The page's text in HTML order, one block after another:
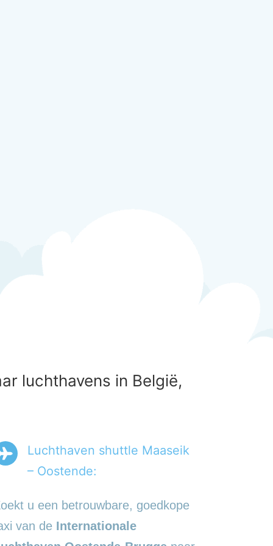
luchthavens in België,
Luchthaven shuttle Maaseik
– Oostende:
u een betrouwbare, goedkope
van de Internationale